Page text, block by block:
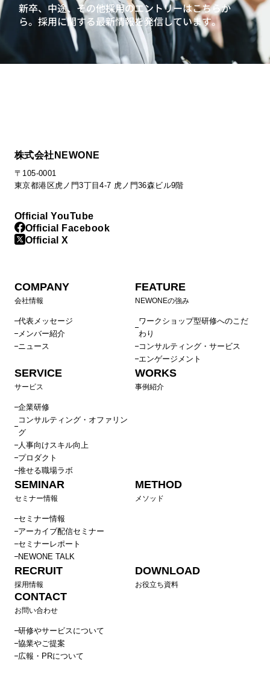
新卒、中途、その他採用のエントリーはこちらか
ら。採用に関する最新情報を発信しています。
株式会社NEWONE
〒105-0001
東京都港区虎ノ門3丁目4-7 虎ノ門36森ビル9階
Official YouTube
Official Facebook
Official X
COMPANY
会社情報
代表メッセージ
メンバー紹介
ニュース
FEATURE
NEWONEの強み
ワークショップ型研修へのこだ
わり
コンサルティング・サービス
エンゲージメント
SERVICE
サービス
企業研修
コンサルティング・オファリン
グ
人事向けスキル向上
プロダクト
推せる職場ラボ
WORKS
事例紹介
SEMINAR
セミナー情報
セミナー情報
アーカイブ配信セミナー
セミナーレポート
NEWONE TALK
METHOD
メソッド
RECRUIT
採用情報
DOWNLOAD
お役立ち資料
CONTACT
お問い合わせ
研修やサービスについて
協業やご提案
広報・PRについて